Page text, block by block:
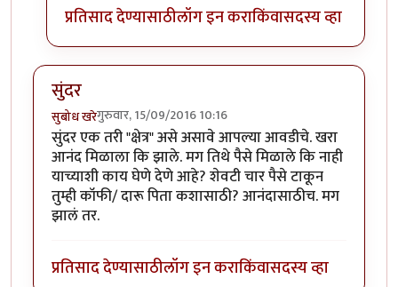
प्रतिसाद देण्यासाठीलॉग इन कराकिंवासदस्य व्हा
सुंदर
सुबोध खरेगुरुवार, 15/09/2016 10:16
सुंदर एक तरी "क्षेत्र" असे असावे आपल्या आवडीचे. खरा
आनंद मिळाला कि झाले. मग तिथे पैसे मिळाले कि नाही
याच्याशी काय घेणे देणे आहे? शेवटी चार पैसे टाकून
तुम्ही कॉफी/ दारू पिता कशासाठी? आनंदासाठीच. मग
झालं तर.
प्रतिसाद देण्यासाठीलॉग इन कराकिंवासदस्य व्हा